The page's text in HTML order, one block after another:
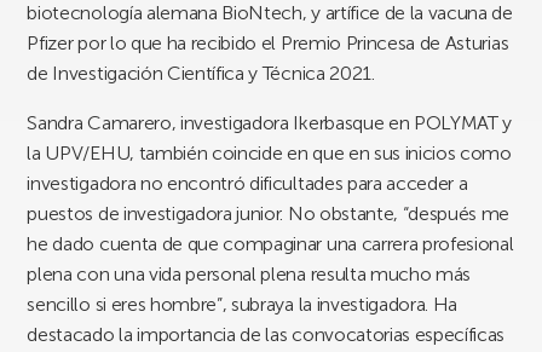
biotecnología alemana BioNtech, y artífice de la vacuna de
Pfizer por lo que ha recibido el Premio Princesa de Asturias
de Investigación Científica y Técnica 2021.
Sandra Camarero, investigadora Ikerbasque en POLYMAT y
la UPV/EHU, también coincide en que en sus inicios como
investigadora no encontró dificultades para acceder a
puestos de investigadora junior. No obstante, “después me
he dado cuenta de que compaginar una carrera profesional
plena con una vida personal plena resulta mucho más
sencillo si eres hombre”, subraya la investigadora. Ha
destacado la importancia de las convocatorias específicas